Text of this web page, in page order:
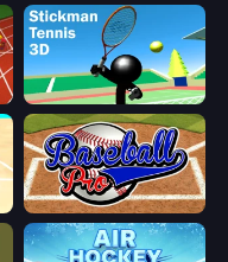
Stickman Tennis 3D
Baseball Pro